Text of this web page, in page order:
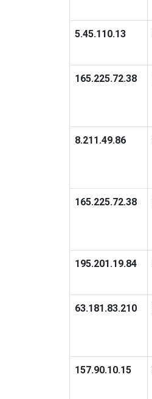
5.45.110.13
165.225.72.38
8.211.49.86
165.225.72.38
195.201.19.84
63.181.83.210
157.90.10.15